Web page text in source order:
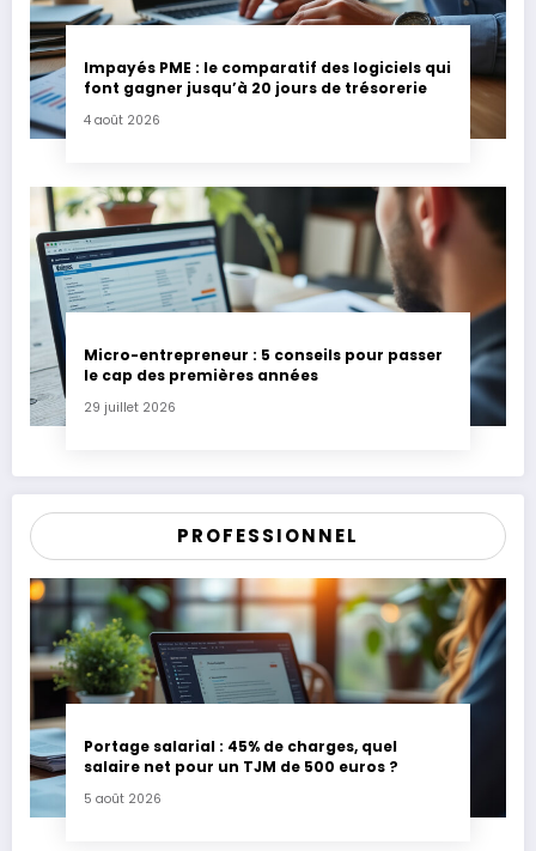
Impayés PME : le comparatif des logiciels qui
font gagner jusqu’à 20 jours de trésorerie
4 août 2026
Micro-entrepreneur : 5 conseils pour passer
le cap des premières années
29 juillet 2026
PROFESSIONNEL
Portage salarial : 45% de charges, quel
salaire net pour un TJM de 500 euros ?
5 août 2026